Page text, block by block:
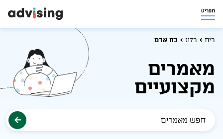
תפריט
בית בלוג כח אדם
מאמרים
מקצועיים